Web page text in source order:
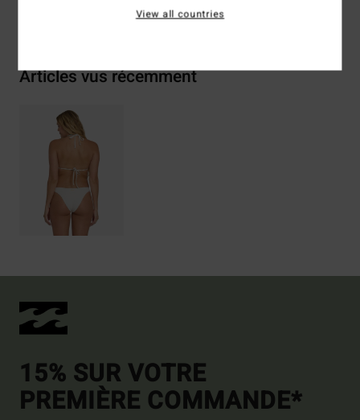
Livraison & Retours
Articles vus récemment
15% SUR VOTRE
PREMIÈRE COMMANDE*
View all countries